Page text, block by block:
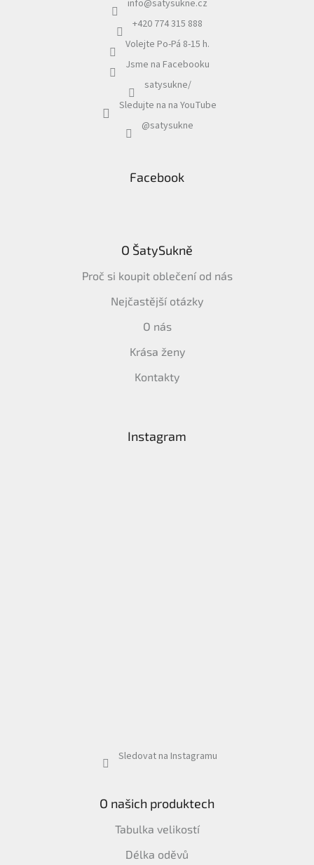
info@satysukne.cz
+420 774 315 888
Volejte Po-Pá 8-15 h.
Jsme na Facebooku
satysukne/
Sledujte na na YouTube
@satysukne
Facebook
O ŠatySukně
Proč si koupit oblečení od nás
Nejčastější otázky
O nás
Krása ženy
Kontakty
Instagram
Sledovat na Instagramu
O našich produktech
Tabulka velikostí
Délka oděvů